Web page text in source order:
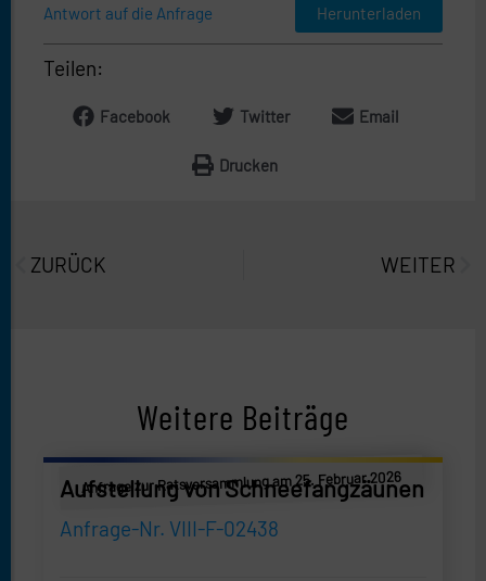
Antwort auf die Anfrage Herunterladen
Teilen:
Facebook Twitter Email
Drucken
ZURÜCK WEITER
Weitere Beiträge
Anfrage zur Ratsversammlung am 25. Februar 2026
Aufstellung von Schneefangzäunen
Anfrage-Nr. VIII-F-02438